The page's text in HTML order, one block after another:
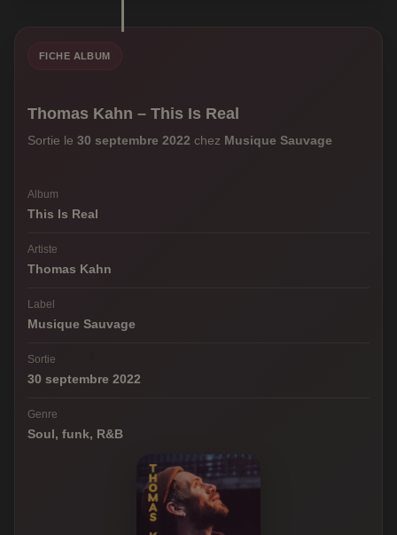
FICHE ALBUM
Thomas Kahn – This Is Real
Sortie le 30 septembre 2022 chez Musique Sauvage
Album
This Is Real
Artiste
Thomas Kahn
Label
Musique Sauvage
Sortie
30 septembre 2022
Genre
Soul, funk, R&B